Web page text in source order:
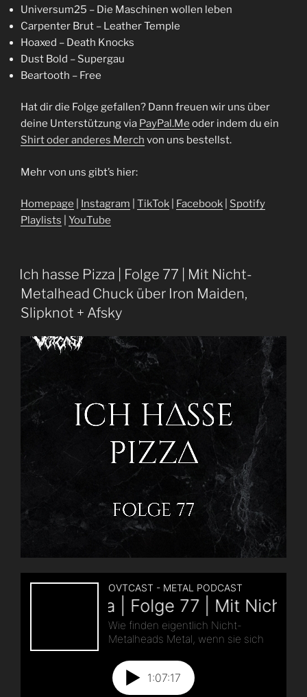
Universum25 – Die Maschinen wollen leben
Carpenter Brut – Leather Temple
Hoaxed – Death Knocks
Dust Bold – Supergau
Beartooth – Free
Hat dir die Folge gefallen? Dann freuen wir uns über
deine Unterstützung via ⁠⁠⁠⁠⁠⁠⁠⁠⁠⁠⁠⁠⁠⁠⁠⁠⁠⁠⁠⁠⁠⁠⁠⁠⁠⁠PayPal.Me⁠⁠⁠⁠⁠⁠⁠⁠⁠⁠⁠⁠⁠⁠⁠⁠⁠⁠⁠⁠⁠⁠⁠⁠⁠⁠ oder indem du ein
⁠⁠⁠⁠Shirt oder anderes Merch⁠⁠⁠⁠ von uns bestellst.
Mehr von uns gibt’s hier:
⁠⁠⁠⁠⁠⁠⁠⁠⁠⁠⁠⁠⁠⁠⁠⁠⁠⁠⁠⁠⁠⁠⁠⁠Homepage⁠⁠⁠⁠⁠⁠⁠⁠⁠⁠⁠⁠⁠⁠⁠⁠⁠⁠⁠⁠⁠⁠⁠⁠⁠⁠ ⁠⁠⁠⁠⁠⁠⁠⁠⁠⁠⁠⁠⁠⁠⁠⁠⁠⁠⁠⁠⁠⁠⁠⁠⁠⁠Instagram⁠⁠⁠⁠⁠⁠⁠⁠⁠⁠⁠⁠⁠⁠⁠⁠⁠⁠⁠⁠⁠⁠⁠⁠⁠⁠ ⁠⁠⁠⁠⁠⁠⁠⁠⁠⁠⁠⁠⁠⁠⁠⁠⁠⁠⁠⁠⁠⁠⁠⁠⁠⁠TikTok⁠⁠⁠⁠⁠⁠⁠⁠⁠⁠⁠⁠⁠⁠⁠⁠⁠⁠⁠⁠⁠⁠⁠⁠⁠⁠ ⁠⁠⁠⁠⁠⁠⁠⁠⁠⁠⁠⁠⁠⁠⁠⁠⁠⁠⁠⁠⁠⁠⁠⁠⁠⁠Facebook⁠⁠⁠⁠⁠⁠⁠⁠⁠⁠⁠⁠⁠⁠⁠⁠⁠⁠⁠⁠⁠⁠⁠⁠⁠⁠
⁠⁠⁠⁠⁠⁠⁠⁠⁠⁠⁠⁠⁠⁠⁠⁠⁠⁠⁠⁠⁠⁠⁠⁠⁠⁠Spotify
Playlists⁠⁠⁠⁠⁠⁠⁠⁠⁠⁠⁠⁠⁠⁠⁠⁠⁠⁠⁠⁠⁠⁠⁠⁠⁠⁠
⁠⁠⁠⁠⁠⁠⁠⁠⁠⁠⁠⁠⁠⁠⁠⁠⁠⁠⁠⁠⁠⁠⁠⁠⁠⁠YouTube⁠
Ich hasse Pizza | Folge 77 | Mit Nicht-
Metalhead Chuck über Iron Maiden,
Slipknot + Afsky